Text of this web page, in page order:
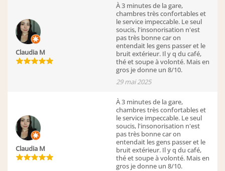
Claudia M
À 3 minutes de la gare,
chambres très confortables et
le service impeccable. Le seul
soucis, l'insonorisation n'est
pas très bonne car on
entendait les gens passer et le
bruit extérieur. Il y q du café,
thé et soupe à volonté. Mais en
gros je donne un 8/10.
29 mai 2025
Claudia M
À 3 minutes de la gare,
chambres très confortables et
le service impeccable. Le seul
soucis, l'insonorisation n'est
pas très bonne car on
entendait les gens passer et le
bruit extérieur. Il y q du café,
thé et soupe à volonté. Mais en
gros je donne un 8/10.